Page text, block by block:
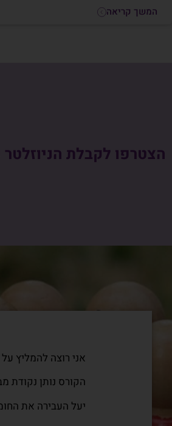
המשך קריאה
הצטרפו לקבלת
ממליצה בחום רב
ע"מ לשחרר את
קשיים שיש לנו עם